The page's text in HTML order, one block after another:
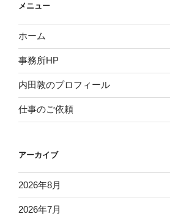
メニュー
ホーム
事務所HP
内田敦のプロフィール
仕事のご依頼
アーカイブ
2026年8月
2026年7月